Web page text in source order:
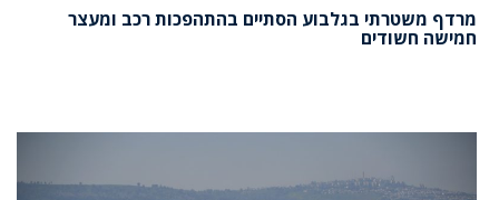
מרדף משטרתי בגלבוע הסתיים בהתהפכות רכב ומעצר
חמישה חשודים